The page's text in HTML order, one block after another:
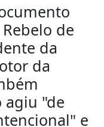
de
da
da
agiu "de
e